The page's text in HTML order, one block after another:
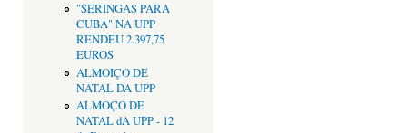
"SERINGAS PARA
CUBA" NA UPP
RENDEU 2.397,75
EUROS
ALMOIÇO DE
NATAL DA UPP
ALMOÇO DE
NATAL dA UPP - 12